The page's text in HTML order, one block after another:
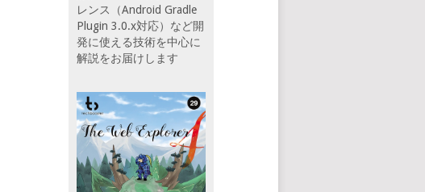
レンス（Android Gradle
Plugin 3.0.x対応）など開
発に使える技術を中心に
解説をお届けします